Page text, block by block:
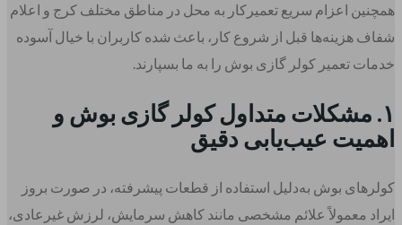
همچنین اعزام سریع تعمیرکار به محل در مناطق مختلف کرج و اعلام
شفاف هزینه‌ها قبل از شروع کار، باعث شده کاربران با خیال آسوده
خدمات تعمیر کولر گازی بوش را به ما بسپارند.
۱. مشکلات متداول کولر گازی بوش و
اهمیت عیب‌یابی دقیق
کولرهای بوش به‌دلیل استفاده از قطعات پیشرفته، در صورت بروز
ایراد معمولاً علائم مشخصی مانند کاهش سرمایش، لرزش غیرعادی،